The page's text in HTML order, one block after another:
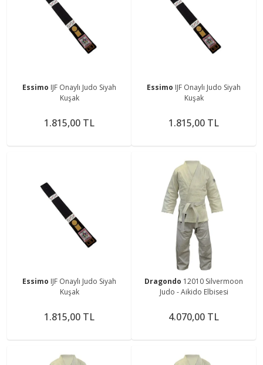
Essimo IJF Onaylı Judo Siyah
Kuşak
1.815,00 TL
Essimo IJF Onaylı Judo Siyah
Kuşak
1.815,00 TL
Essimo IJF Onaylı Judo Siyah
Kuşak
1.815,00 TL
Dragondo 12010 Silvermoon
Judo - Aikido Elbisesi
4.070,00 TL